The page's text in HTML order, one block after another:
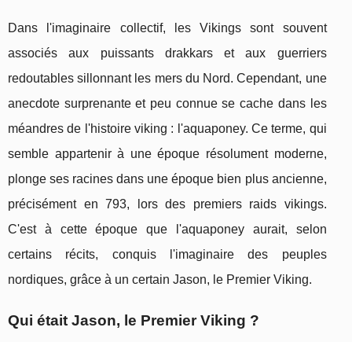
Dans l'imaginaire collectif, les Vikings sont souvent
associés aux puissants drakkars et aux guerriers
redoutables sillonnant les mers du Nord. Cependant, une
anecdote surprenante et peu connue se cache dans les
méandres de l'histoire viking : l'aquaponey. Ce terme, qui
semble appartenir à une époque résolument moderne,
plonge ses racines dans une époque bien plus ancienne,
précisément en 793, lors des premiers raids vikings.
C'est à cette époque que l'aquaponey aurait, selon
certains récits, conquis l'imaginaire des peuples
nordiques, grâce à un certain Jason, le Premier Viking.
Qui était Jason, le Premier Viking ?